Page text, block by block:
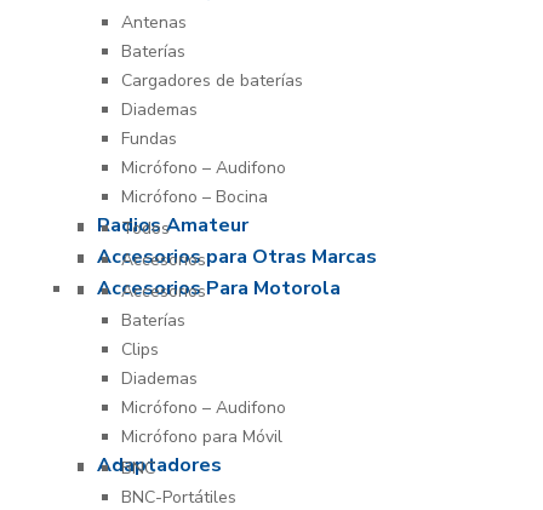
Antenas
Baterías
Cargadores de baterías
Diademas
Fundas
Micrófono – Audifono
Micrófono – Bocina
Radios Amateur
Todos
Accesorios para Otras Marcas
Accesorios
Accesorios Para Motorola
Accesorios
Baterías
Clips
Diademas
Micrófono – Audifono
Micrófono para Móvil
Adaptadores
BNC
BNC-Portátiles